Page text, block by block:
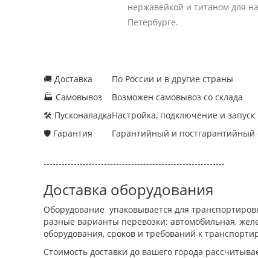
нержавейкой и титаном для
Петербурге.
🚚 Доставка
🏭 Самовывоз
🛠 Пусконаладка
🛡 Гарантия
По России и в другие страны
Возможен самовывоз со склада
Настройка, подключение и запуск
Гарантийный и постгарантийный
------------------------------------------------------------
Доставка оборудования
Оборудование упаковывается для
разные варианты перевозки: автомобильная,
оборудования, сроков и требований к
Стоимость доставки до вашего города